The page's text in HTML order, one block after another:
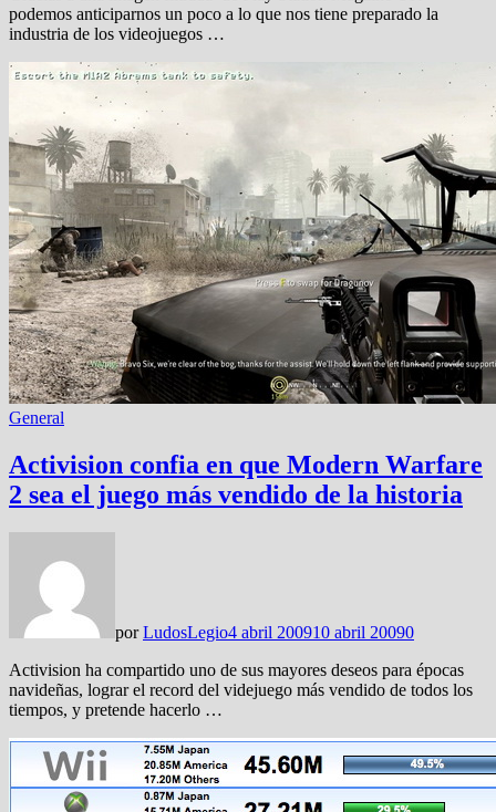
podemos anticiparnos un poco a lo que nos tiene preparado la
industria de los videojuegos …
General
Activision confia en que Modern Warfare
2 sea el juego más vendido de la historia
porLudosLegio4 abril 200910 abril 20090
Activision ha compartido uno de sus mayores deseos para épocas
navideñas, lograr el record del videjuego más vendido de todos los
tiempos, y pretende hacerlo …